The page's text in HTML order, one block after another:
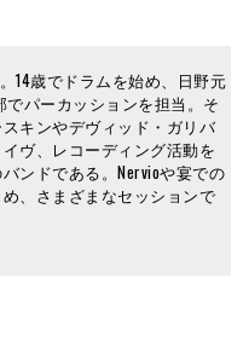
14歳でドラムを始め、日野元
パーカッションを担当。そ
キンやデヴィッド・ガリバ
ヴ、レコーディング活動を
ンドである。Nervioや宴での
、さまざまなセッションで